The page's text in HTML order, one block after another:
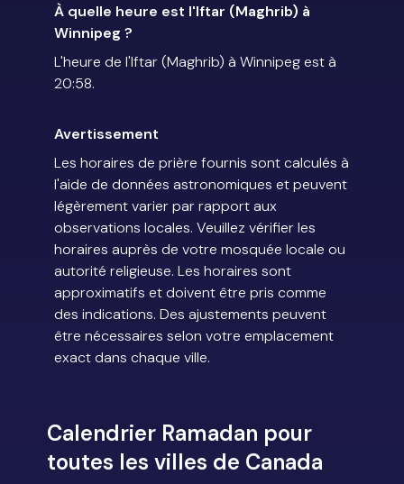
À quelle heure est l'Iftar (Maghrib) à
Winnipeg ?
L'heure de l'Iftar (Maghrib) à Winnipeg est à
20:58.
Avertissement
Les horaires de prière fournis sont calculés à
l'aide de données astronomiques et peuvent
légèrement varier par rapport aux
observations locales. Veuillez vérifier les
horaires auprès de votre mosquée locale ou
autorité religieuse. Les horaires sont
approximatifs et doivent être pris comme
des indications. Des ajustements peuvent
être nécessaires selon votre emplacement
exact dans chaque ville.
Calendrier Ramadan pour
toutes les villes de Canada